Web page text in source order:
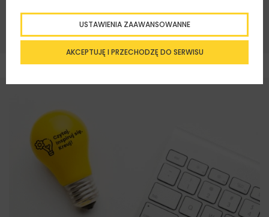
MOTA-ENGIL CENTRAL EUROPE
STRABAG
AKCEPTUJĘ I PRZECHODZĘ DO SERWISU
USTAWIENIA ZAAWANSOWANNE